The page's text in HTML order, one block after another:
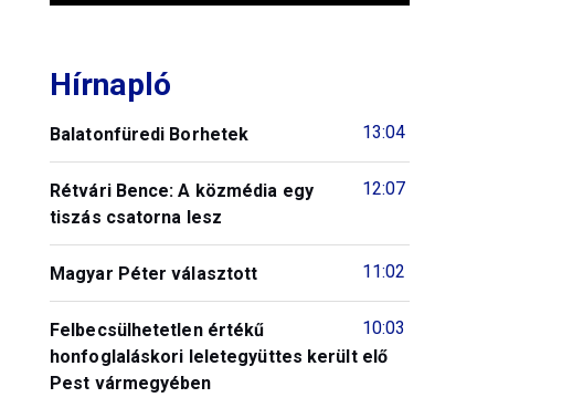
Hírnapló
13:04
Balatonfüredi Borhetek
12:07
Rétvári Bence: A közmédia egy
tiszás csatorna lesz
11:02
Magyar Péter választott
10:03
Felbecsülhetetlen értékű
honfoglaláskori leletegyüttes került elő
Pest vármegyében